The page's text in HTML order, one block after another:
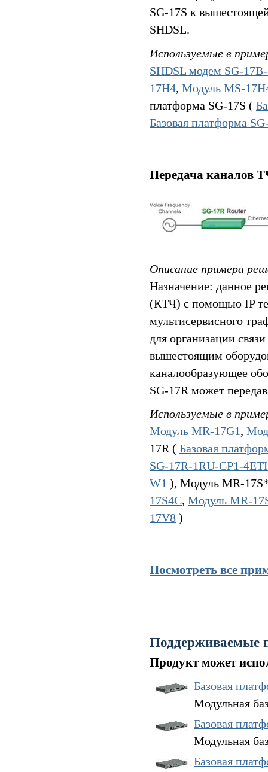
SG-17S к
SHDSL.
Используемые в
SHDSL модем SG-
17H4, Модуль MS-
платформа SG-17S (
Базовая платформа
Передача каналов
Описание примера
Назначение: данное
(КТЧ) с помощью IP
мультисервисного
для организации
вышестоящим
каналообразующее
SG-17R может
Используемые в
Модуль MR-17G1,
17R ( Базовая
SG-17R-1RU-CP1-
W1 ), Модуль MR-
17S4C, Модуль MR-
17V8 )
Посмотреть все
Поддерживаемые
Продукт может
Базовая
Модульная
Базовая
Модульная
Базовая